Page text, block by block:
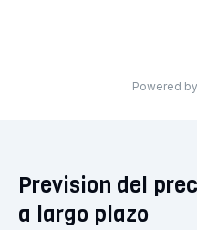
Powered
Prevision del
a largo plazo